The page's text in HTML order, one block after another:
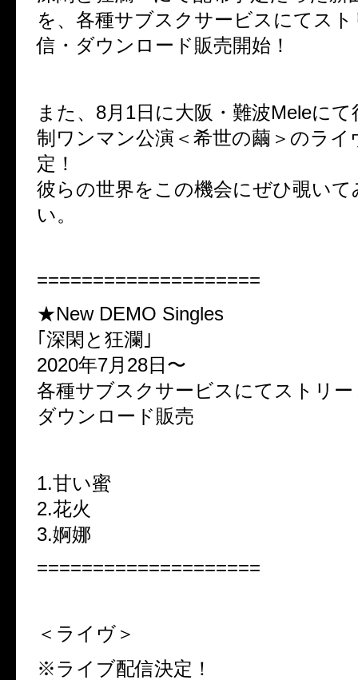
を、各種サブスクサービスにてス
信・ダウンロード販売開始！
また、8月1日に大阪・難波Meleに
制ワンマン公演＜希世の繭＞のライ
定！
彼らの世界をこの機会にぜひ覗い
い。
====================
★New DEMO Singles
｢深閑と狂瀾｣
2020年7月28日〜
各種サブスクサービスにてストリ
ダウンロード販売
1.甘い蜜
2.花火
3.婀娜
====================
＜ライヴ＞
※ライブ配信決定！